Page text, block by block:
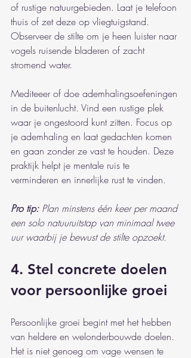
of rustige natuurgebieden. Laat je telefoon
thuis of zet deze op vliegtuigstand.
Observeer de stilte om je heen luister naar
vogels ruisende bladeren of zacht
stromend water.
Mediteeer of doe ademhalingsoefeningen
in de buitenlucht. Vind een rustige plek
waar je ongestoord kunt zitten. Focus op
je ademhaling en laat gedachten komen
en gaan zonder ze vast te houden. Deze
praktijk helpt je mentale ruis te
verminderen en innerlijke rust te vinden.
Pro tip: Plan minstens één keer per maand
een solo natuuruitstap van minimaal twee
uur waarbij je bewust de stilte opzoekt.
4. Stel concrete doelen
voor persoonlijke groei
Persoonlijke groei begint met het hebben
van heldere en welonderbouwde doelen.
Het is niet genoeg om vage wensen te